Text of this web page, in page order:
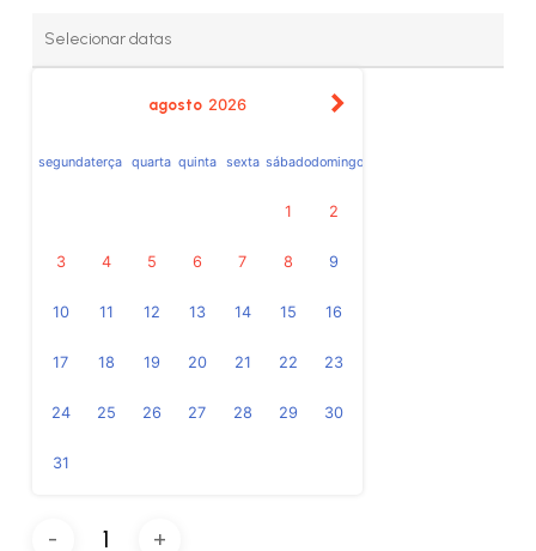
agosto 2026
segundaterça quarta quinta sexta sábadodomingo
1 2
3 4 5 6 7 8 9
10 11 12 13 14 15 16
17 18 19 20 21 22 23
24 25 26 27 28 29 30
31